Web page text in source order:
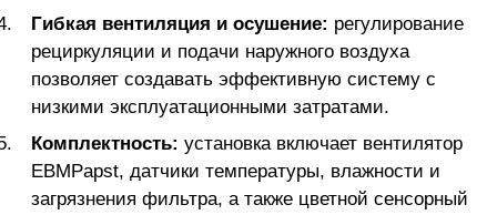
Гибкая вентиляция и осушение: регулирование
рециркуляции и подачи наружного воздуха
позволяет создавать эффективную систему с
низкими эксплуатационными затратами.
Комплектность: установка включает вентилятор
EBMPapst, датчики температуры, влажности и
загрязнения фильтра, а также цветной сенсорный